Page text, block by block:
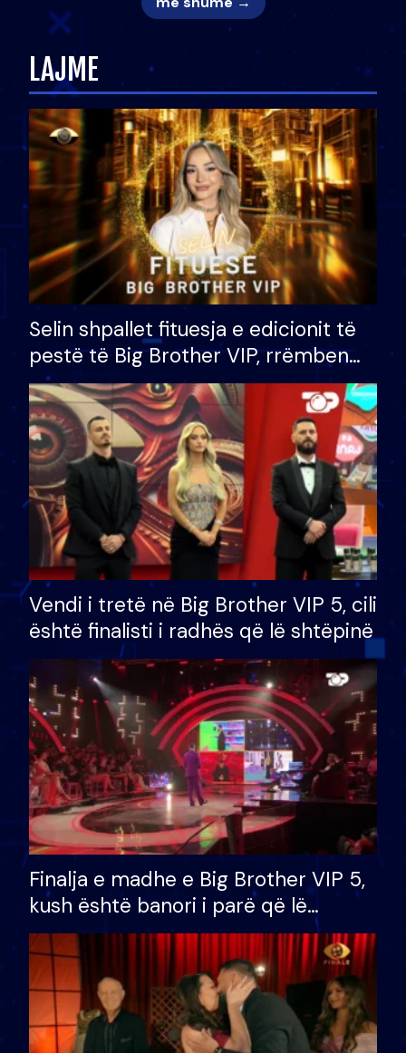
LAJME
Selin shpallet fituesja e edicionit të
pestë të Big Brother VIP, rrëmben
çmimin e madh prej 100 mijë eurosh
Vendi i tretë në Big Brother VIP 5, cili
është finalisti i radhës që lë shtëpinë
Finalja e madhe e Big Brother VIP 5,
kush është banori i parë që lë
shtëpinë dhe humb mundësinë për
të fituar çmimin e madh